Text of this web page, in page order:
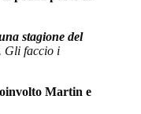
stagione del
Gli faccio i
Martin e